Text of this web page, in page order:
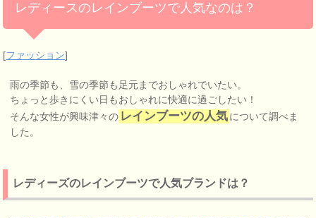
レディースのレインブーツで人気なのは？
[ファッション]
雨の季節も、雪の季節も足元までおしゃれでいたい。
ちょっと歩きにくい日もおしゃれに快適に過ごしたい！
そんな女性が興味津々の レインブーツの人気について調べま
した。
レディーズのレインブーツで人気ブランドは？